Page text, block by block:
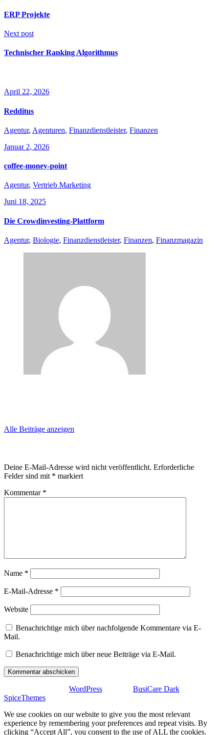
ERP Projekte
Next post
Technischer Ranking Algorithmus
April 22, 2026
Redditus
Agentur, Agenturen, Finanzdienstleister, Finanzen
Januar 2, 2026
coffee-money-point
Agentur, Vertrieb Marketing
Juni 18, 2025
Die Crowdinvesting-Plattform
Agentur, Biologie, Finanzdienstleister, Finanzen, Finanzmagazin
Alle Beiträge anzeigen
Deine E-Mail-Adresse wird nicht veröffentlicht. Erforderliche
Felder sind mit * markiert
Kommentar *
Name *
E-Mail-Adresse *
Website
Benachrichtige mich über nachfolgende Kommentare via E-
Mail.
Benachrichtige mich über neue Beiträge via E-Mail.
WordPress BusiCare Dark
SpiceThemes
We use cookies on our website to give you the most relevant
experience by remembering your preferences and repeat visits. By
clicking “Accept All”, you consent to the use of ALL the cookies.